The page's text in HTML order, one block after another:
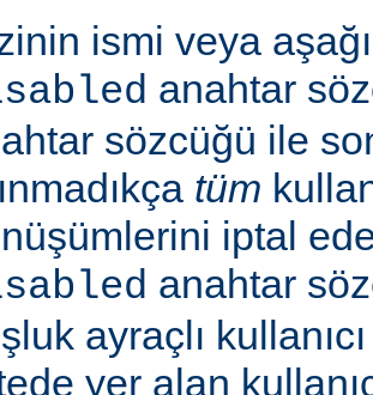
ismi veya
anahtar
sözcüğü ile
tüm
iptal
anahtar
ayraçlı
yer alan